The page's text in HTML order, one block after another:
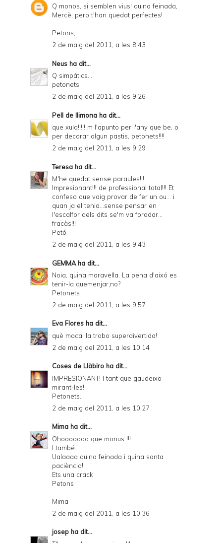
Q monos, si semblen vius! quina feinada,
Mercè, pero t'han quedat perfectes!
Petons,
2 de maig del 2011, a les 8:43
Neus ha dit...
Q simpátics...
petonets
2 de maig del 2011, a les 9:26
Pell de llimona ha dit...
que xula!!!!! m l'apunto per l'any que be, o
per decorar algun pastis, petonets!!!!
2 de maig del 2011, a les 9:29
Teresa ha dit...
M'he quedat sense paraules!!!
Impresionant!!! de professional total!!! Et
confeso que vaig provar de fer un ou... i
quan ja el tenia...sense pensar en
l'escalfor dels dits se'm va foradar...
fracàs!!!
Petó
2 de maig del 2011, a les 9:43
GEMMAha dit...
Noia, quina maravella. La pena d'aixó es
tenir-la quemenjar,no?
Petonets
2 de maig del 2011, a les 9:57
Eva Flores ha dit...
què maca! la trobo superdivertida!
2 de maig del 2011, a les 10:14
Coses de Llàbiro ha dit...
IMPRESIONANT! I tant que gaudeixo
mirant-les!
Petonets.
2 de maig del 2011, a les 10:27
Mima ha dit...
Ohooooooo que monus !!!
I també:
Ualaaaa quina feinada i quina santa
paciència!
Ets una crack
Petons
Mima
2 de maig del 2011, a les 10:36
josep ha dit...